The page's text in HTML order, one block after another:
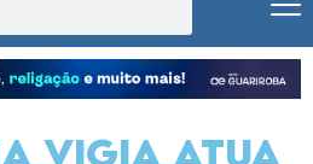
Vigia atua